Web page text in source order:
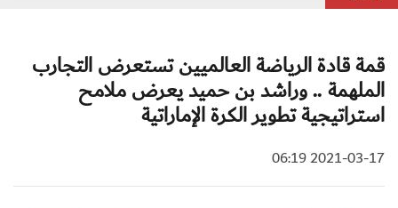
قمة قادة الرياضة العالميين تستعرض التجارب
الملهمة .. وراشد بن حميد يعرض ملامح
استراتيجية تطوير الكرة الإماراتية
2021-03-17 06:19